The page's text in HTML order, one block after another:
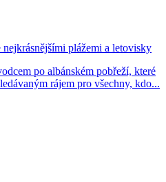
plážemi a letovisky
po albánském pobřeží, které
rájem pro všechny, kdo...